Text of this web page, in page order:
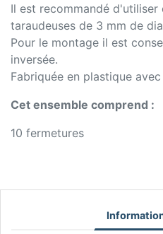
Il est recommandé
taraudeuses de 3 mm de
Pour le montage il est
inversée.
Fabriquée en plastique
Cet ensemble comprend :
10 fermetures